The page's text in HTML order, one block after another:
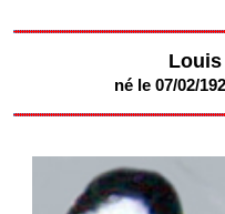
Louis
né le 07/02/